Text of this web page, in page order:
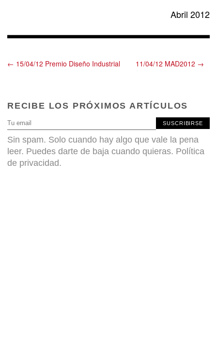
Abril 2012
← 15/04/12 Premio Diseño Industrial 11/04/12 MAD2012 →
RECIBE LOS PRÓXIMOS ARTÍCULOS
SUSCRIBIRSE
Sin spam. Solo cuando hay algo que vale la pena
leer. Puedes darte de baja cuando quieras. Política
de privacidad.